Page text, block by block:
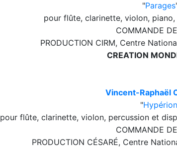
"Parages
pour flûte, clarinette, violon,
COMMANDE
PRODUCTION CIRM, Centre
CREATION
Vincent-Raphaël
"Hypérion
pour flûte, clarinette, violon, percussion et
COMMANDE
PRODUCTION CÉSARÉ, Centre